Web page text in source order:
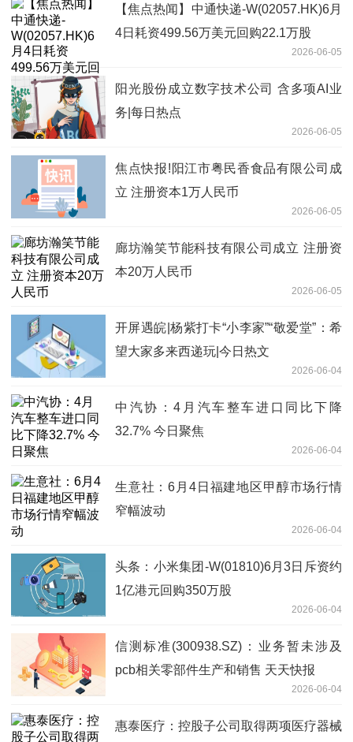
【焦点热闻】中通快递-W(02057.HK)6月
4日耗资499.56万美元回购22.1万股
2026-06-05
阳光股份成立数字技术公司 含多项AI业
务|每日热点
2026-06-05
焦点快报!阳江市粤民香食品有限公司成
立 注册资本1万人民币
2026-06-05
廊坊瀚笑节能科技有限公司成立 注册资
本20万人民币
2026-06-05
开屏遇皖|杨紫打卡“小李家”“敬爱堂”：希
望大家多来西递玩|今日热文
2026-06-04
中汽协：4月汽车整车进口同比下降
32.7% 今日聚焦
2026-06-04
生意社：6月4日福建地区甲醇市场行情
窄幅波动
2026-06-04
头条：小米集团-W(01810)6月3日斥资约
1亿港元回购350万股
2026-06-04
信测标准(300938.SZ)：业务暂未涉及
pcb相关零部件生产和销售 天天快报
2026-06-04
惠泰医疗：控股子公司取得两项医疗器械